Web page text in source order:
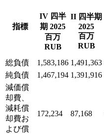
指標
IV 四半
期 2025
百万
RUB
II 四半期
2025
百万
RUB
総負債
1,583,186 1,491,363
純負債
1,467,194 1,391,916
減価償
却費、
減耗償
却費お
よび償
172,234 87,168